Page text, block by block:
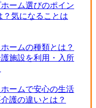
ーム選びのポイン
？気になることは
ームの種類とは？
施設を利用・入所
ホームで安心の生活
護の違いとは？